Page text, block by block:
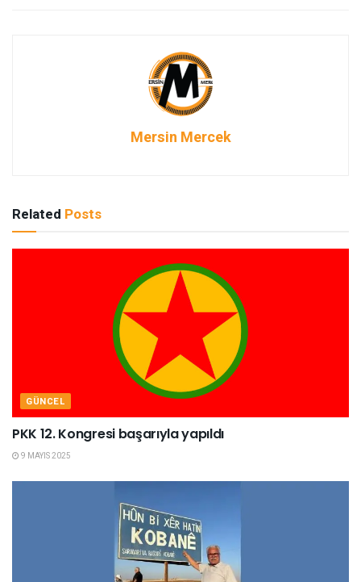
Mersin Mercek
Related Posts
GÜNCEL
PKK 12. Kongresi başarıyla yapıldı
9 MAYIS 2025